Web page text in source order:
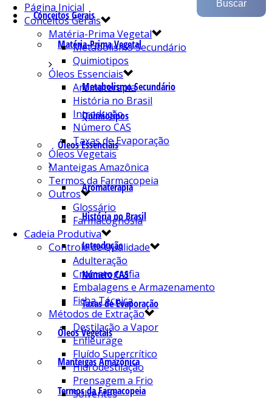
Conceitos Gerais
Matéria-Prima Vegetal
Metabolismo Secundário
Quimiotipos
Óleos Essenciais
Aromaterapia
História no Brasil
Introdução
Número CAS
Taxas de Evaporação
Óleos Vegetais
Manteigas Amazônica
Termos da Farmacopeia
Página Inicial
Conceitos Gerais
Matéria-Prima Vegetal
Metabolismo Secundário
Quimiotipos
Óleos Essenciais
Aromaterapia
História no Brasil
Introdução
Número CAS
Taxas de Evaporação
Óleos Vegetais
Manteigas Amazônica
Termos da Farmacopeia
Outros
Glossário
Farmacognosia
Cadeia Produtiva
Controle de Qualidade
Adulteração
Cromatografia
Embalagens e Armazenamento
Ficha Técnica
Métodos de Extração
Destilação a Vapor
Enfleurage
Fluído Supercrítico
Hidrodestilação
Prensagem a Frio
Solventes